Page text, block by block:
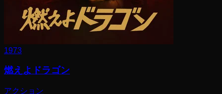
1973
燃えよドラゴン
アクション